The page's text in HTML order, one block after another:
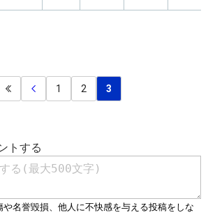
1 2 3